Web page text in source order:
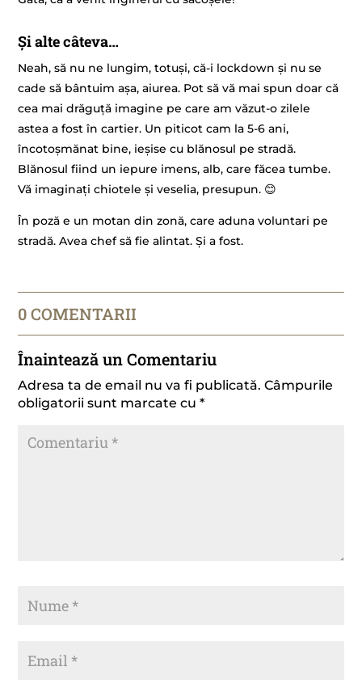
Și alte câteva…
Neah, să nu ne lungim, totuși, că-i lockdown și nu se
cade să bântuim așa, aiurea. Pot să vă mai spun doar că
cea mai drăguță imagine pe care am văzut-o zilele
astea a fost în cartier. Un piticot cam la 5-6 ani,
încotoșmănat bine, ieșise cu blănosul pe stradă.
Blănosul fiind un iepure imens, alb, care făcea tumbe.
Vă imaginați chiotele și veselia, presupun. 😊
În poză e un motan din zonă, care aduna voluntari pe
stradă. Avea chef să fie alintat. Și a fost.
0 COMENTARII
Înaintează un Comentariu
Adresa ta de email nu va fi publicată. Câmpurile
obligatorii sunt marcate cu*